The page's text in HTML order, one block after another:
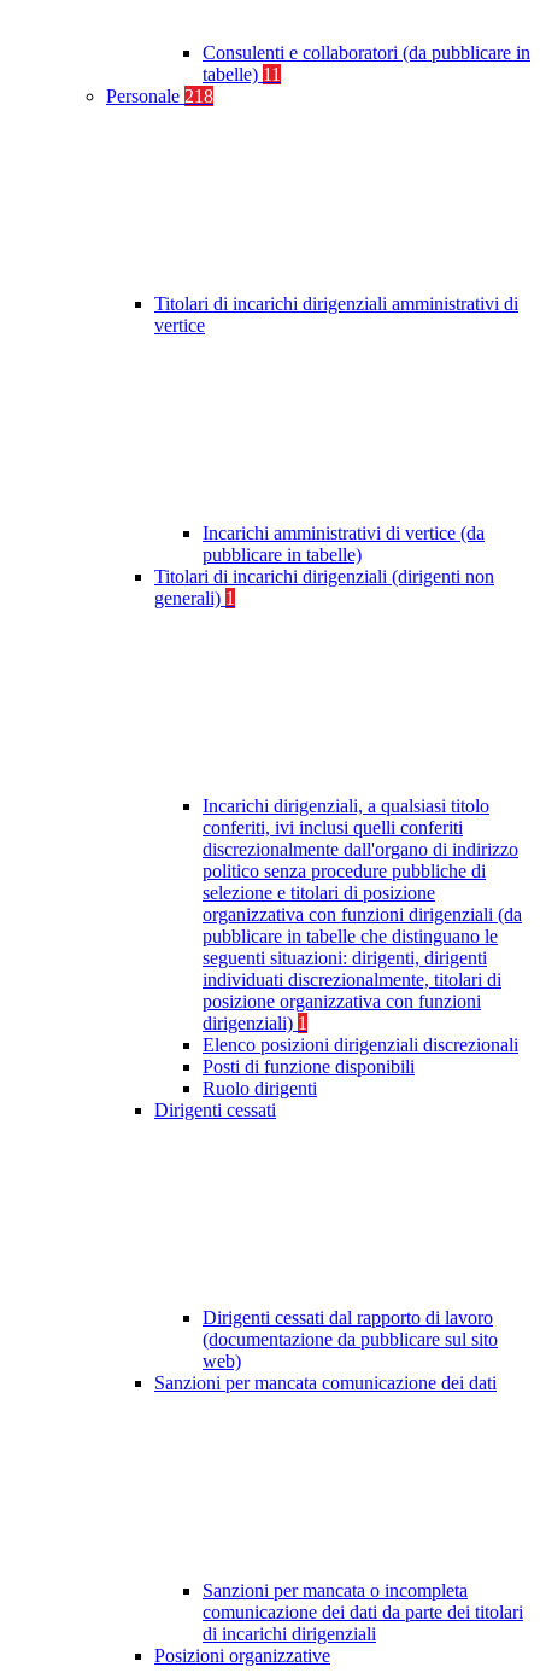
Consulenti e collaboratori (da pubblicare in
tabelle) 11
Personale 218
Titolari di incarichi dirigenziali amministrativi di
vertice
Incarichi amministrativi di vertice (da
pubblicare in tabelle)
Titolari di incarichi dirigenziali (dirigenti non
generali) 1
Incarichi dirigenziali, a qualsiasi titolo
conferiti, ivi inclusi quelli conferiti
discrezionalmente dall'organo di indirizzo
politico senza procedure pubbliche di
selezione e titolari di posizione
organizzativa con funzioni dirigenziali (da
pubblicare in tabelle che distinguano le
seguenti situazioni: dirigenti, dirigenti
individuati discrezionalmente, titolari di
posizione organizzativa con funzioni
dirigenziali) 1
Elenco posizioni dirigenziali discrezionali
Posti di funzione disponibili
Ruolo dirigenti
Dirigenti cessati
Dirigenti cessati dal rapporto di lavoro
(documentazione da pubblicare sul sito
web)
Sanzioni per mancata comunicazione dei dati
Sanzioni per mancata o incompleta
comunicazione dei dati da parte dei titolari
di incarichi dirigenziali
Posizioni organizzative